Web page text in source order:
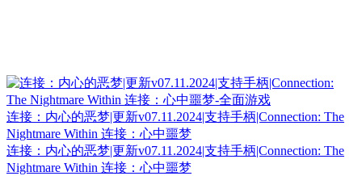
连接：内心的恶梦|更新v07.11.2024|支持手柄|Connection: The
Nightmare Within 连接：心中噩梦
连接：内心的恶梦|更新v07.11.2024|支持手柄|Connection: The
Nightmare Within 连接：心中噩梦